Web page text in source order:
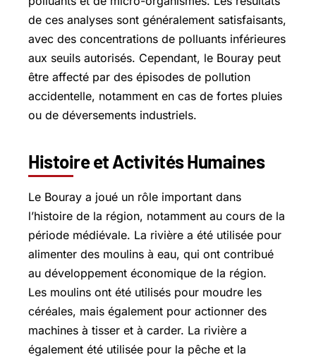
de ces analyses sont généralement satisfaisants,
avec des concentrations de polluants inférieures
aux seuils autorisés. Cependant, le Bouray peut
être affecté par des épisodes de pollution
accidentelle, notamment en cas de fortes pluies
ou de déversements industriels.
Histoire et Activités Humaines
Le Bouray a joué un rôle important dans
l’histoire de la région, notamment au cours de la
période médiévale. La rivière a été utilisée pour
alimenter des moulins à eau, qui ont contribué
au développement économique de la région.
Les moulins ont été utilisés pour moudre les
céréales, mais également pour actionner des
machines à tisser et à carder. La rivière a
également été utilisée pour la pêche et la